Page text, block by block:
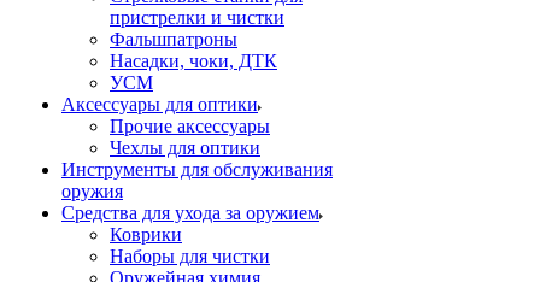
пристрелки и чистки
Фальшпатроны
Насадки, чоки, ДТК
УСМ
Аксессуары для оптики
Прочие аксессуары
Чехлы для оптики
Инструменты для обслуживания
оружия
Средства для ухода за оружием
Коврики
Наборы для чистки
Оружейная химия